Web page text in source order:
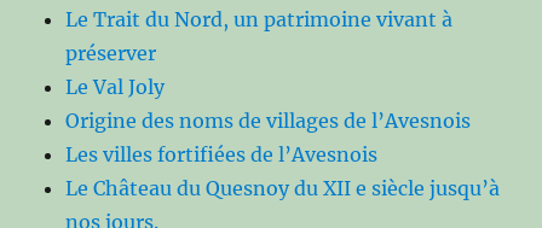
Le Trait du Nord, un patrimoine vivant à
préserver
Le Val Joly
Origine des noms de villages de l’Avesnois
Les villes fortifiées de l’Avesnois
Le Château du Quesnoy du XII e siècle jusqu’à
nos jours.